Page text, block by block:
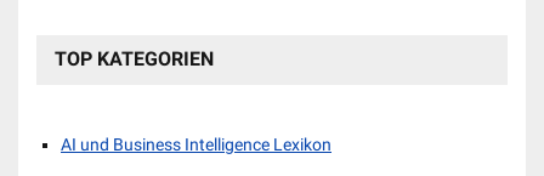
TOP KATEGORIEN
AI und Business Intelligence Lexikon